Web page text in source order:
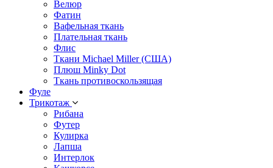
Велюр
Фатин
Вафельная ткань
Плательная ткань
Флис
Ткани Michael Miller (США)
Плюш Minky Dot
Ткань противоскользящая
Фуле
Трикотаж
Рибана
Футер
Кулирка
Лапша
Интерлок